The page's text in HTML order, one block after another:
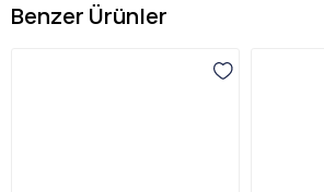
Benzer Ürünler